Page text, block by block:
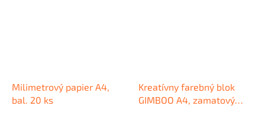
Milimetrový papier A4,
bal. 20 ks
Kreatívny farebný blok
GIMBOO A4, zamatový